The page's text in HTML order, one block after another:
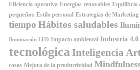
Eficiencia operativa Energías renovables Equilibrio
pequeños Estilo personal Estrategias de Marketing
tiempo Hábitos saludables
Iluminación LED Impacto ambiental Industria 4.0
tecnológica Inteligencia
cosas Mejora de la productividad